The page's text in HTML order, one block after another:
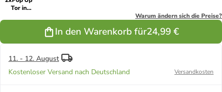
Tor in
Warum ändern sich die Preise?
In den Warenkorb für24,99 €
11. - 12. August
Kostenloser Versand nach Deutschland
Versandkosten